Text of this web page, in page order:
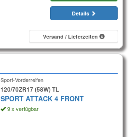
Details
Versand / Lieferzeiten
Sport-Vorderreifen
120/70ZR17 (58W) TL
SPORT ATTACK 4 FRONT
9 x verfügbar